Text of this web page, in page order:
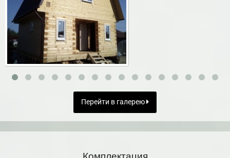
Перейти в галерею
Комплектация